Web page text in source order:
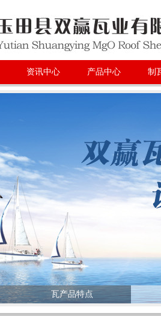
资讯中心 产品中心 制
瓦产品特点